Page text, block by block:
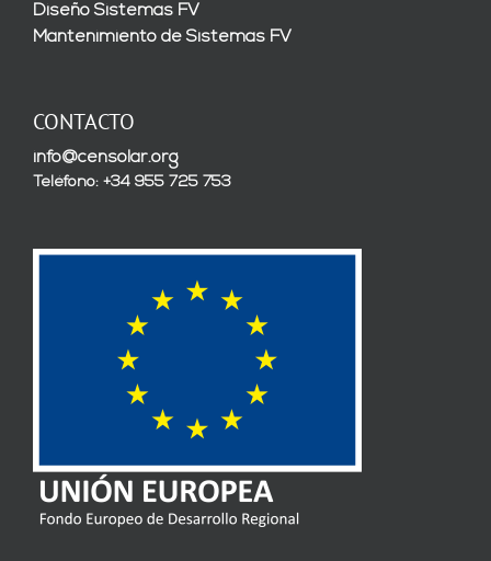
Diseño Sistemas FV
Mantenimiento de Sistemas FV
CONTACTO
info@censolar.org
Teléfono: +34 955 725 753